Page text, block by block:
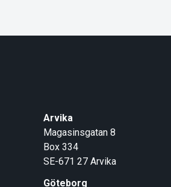
Arvika
Magasinsgatan 8
Box 334
SE-671 27 Arvika
Göteborg